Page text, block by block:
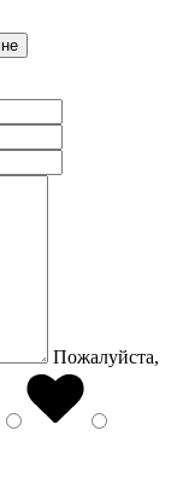
Пожалуйста,